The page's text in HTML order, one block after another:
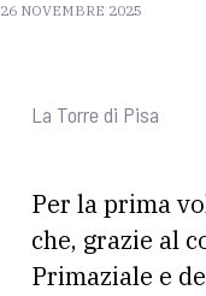
26 NOVEMBRE 2025
La Torre di Pisa
Per la prima
che, grazie al
Primaziale e